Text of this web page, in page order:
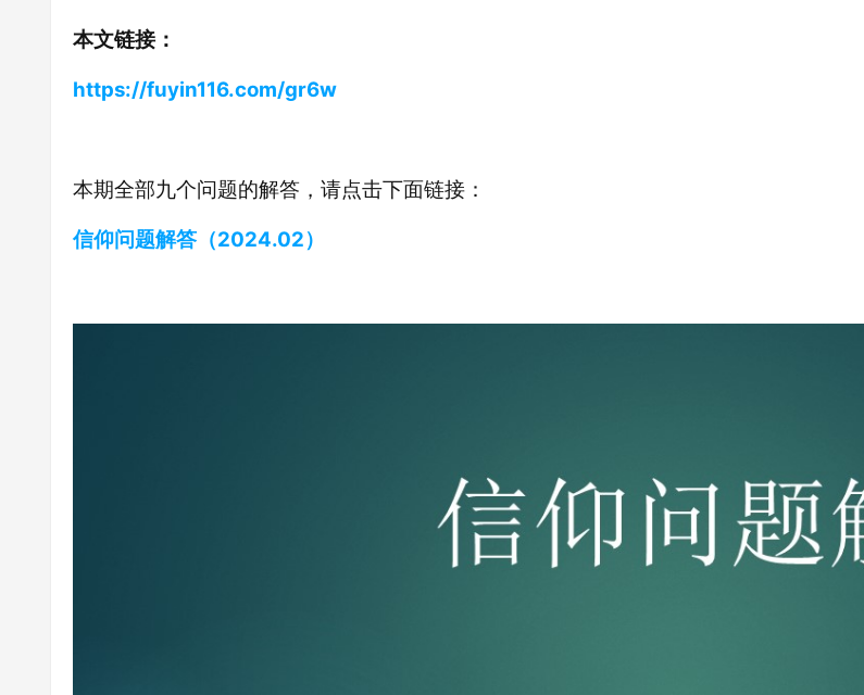
本文链接：
https://fuyin116.com/gr6w
本期全部九个问题的解答，请点击下面链接：
信仰问题解答（2024.02）